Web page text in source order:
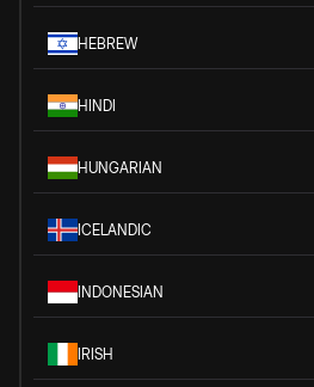
HEBREW
HINDI
HUNGARIAN
ICELANDIC
INDONESIAN
IRISH